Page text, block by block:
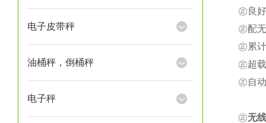
电子皮带秤
油桶秤，倒桶秤
电子秤
㊣良
㊣配
㊣累
㊣超
㊣自
㊣无